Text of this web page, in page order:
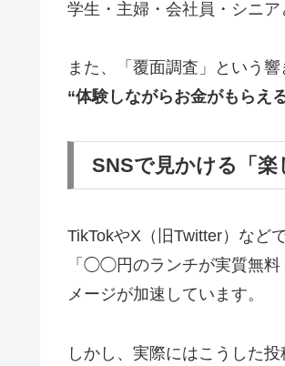
学生・主婦・会社員・シニ
また、「覆面調査」という
“体験しながらお金がもらえ
SNSで見かける「
TikTokやX（旧Twitter）などで
「◯◯円のランチが実質無料
メージが加速しています。
しかし、実際にはこうした投